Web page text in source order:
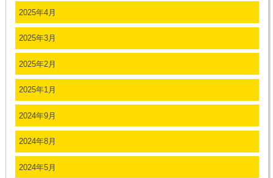
2025年4月
2025年3月
2025年2月
2025年1月
2024年9月
2024年8月
2024年5月